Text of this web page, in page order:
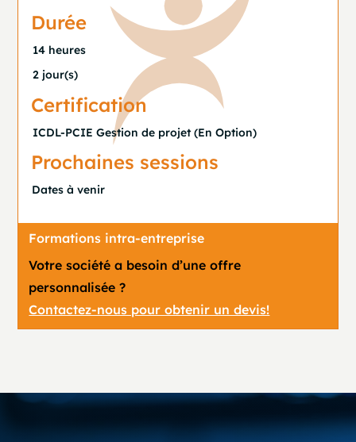
Durée
14 heures
2 jour(s)
Certification
ICDL-PCIE Gestion de projet (En Option)
Prochaines sessions
Dates à venir
Formations intra-entreprise
Votre société a besoin d’une offre
personnalisée ?
Contactez-nous pour obtenir un devis!